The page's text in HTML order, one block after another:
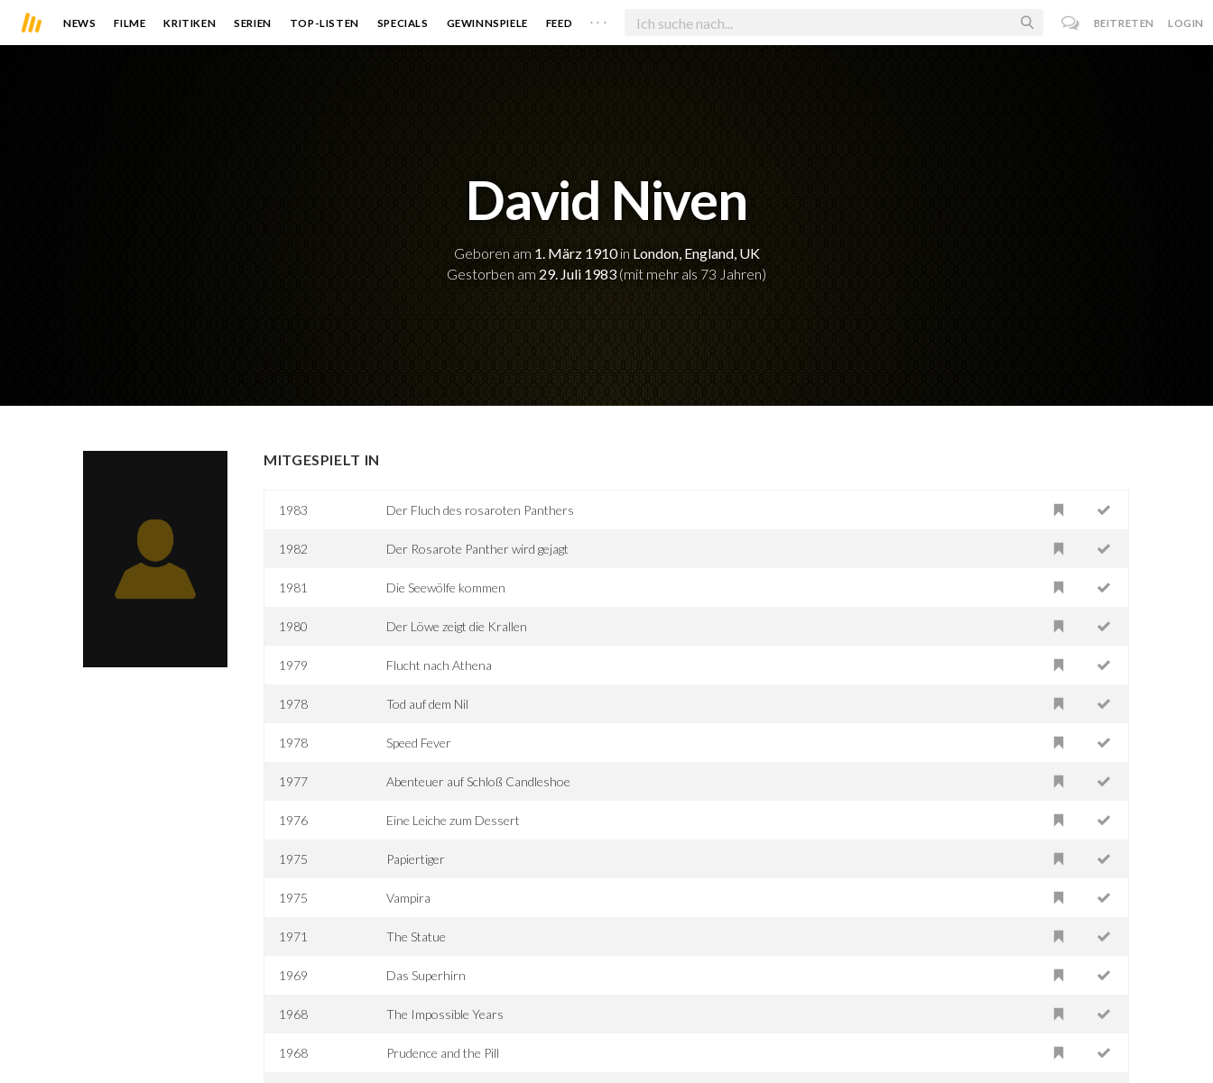
NEWS FILME KRITIKEN SERIEN TOP-LISTEN SPECIALS GEWINNSPIELE FEED . . . BEITRETEN LOGIN
David Niven
Geboren am 1. März 1910in London, England, UK
Gestorben am 29. Juli 1983(mit mehr als 73 Jahren)
MITGESPIELT IN
1983 Der Fluch des rosaroten Panthers
1982 Der Rosarote Panther wird gejagt
1981 Die Seewölfe kommen
1980 Der Löwe zeigt die Krallen
1979 Flucht nach Athena
1978 Tod auf dem Nil
1978 Speed Fever
1977 Abenteuer auf Schloß Candleshoe
1976 Eine Leiche zum Dessert
1975 Papiertiger
1975 Vampira
1971 The Statue
1969 Das Superhirn
1968 The Impossible Years
1968 Prudence and the Pill